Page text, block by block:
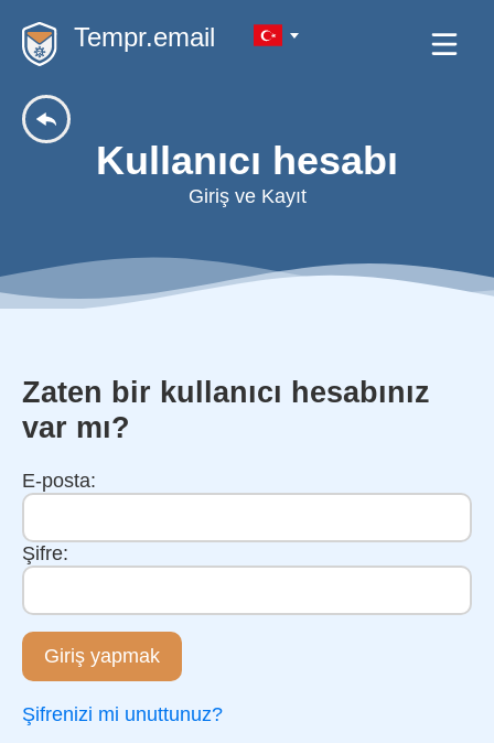
Tempr.email
Kullanıcı hesabı
Giriş ve Kayıt
Zaten bir kullanıcı hesabınız
var mı?
E-posta:
Şifre:
Giriş yapmak
Şifrenizi mi unuttunuz?